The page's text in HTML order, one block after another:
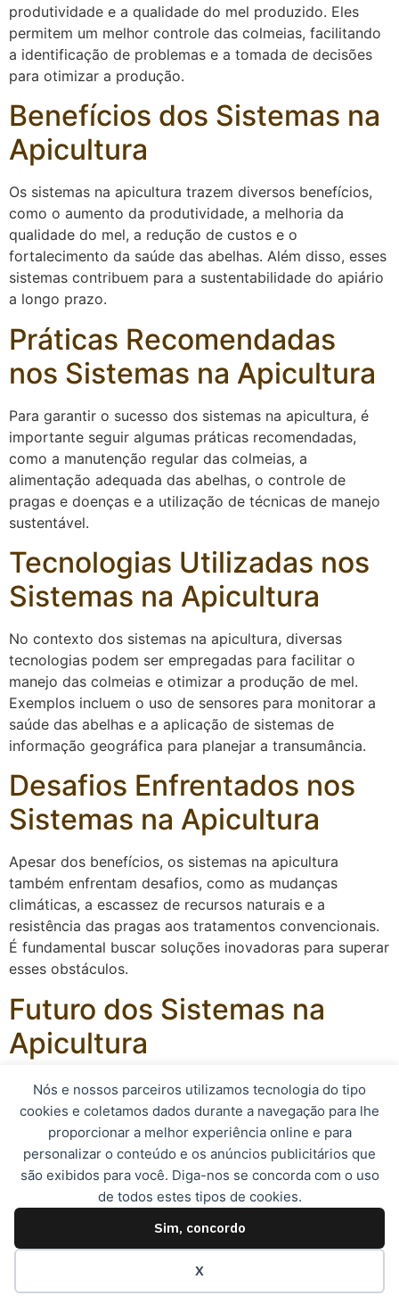
Nós e nossos parceiros utilizamos tecnologia do tipo
cookies e coletamos dados durante a navegação para lhe
proporcionar a melhor experiência online e para
personalizar o conteúdo e os anúncios publicitários que
são exibidos para você. Diga-nos se concorda com o uso
de todos estes tipos de cookies.
Sim, concordo
X
produtividade e a qualidade do mel produzido. Eles
permitem um melhor controle das colmeias, facilitando
a identificação de problemas e a tomada de decisões
para otimizar a produção.
Benefícios dos Sistemas na
Apicultura
Os sistemas na apicultura trazem diversos benefícios,
como o aumento da produtividade, a melhoria da
qualidade do mel, a redução de custos e o
fortalecimento da saúde das abelhas. Além disso, esses
sistemas contribuem para a sustentabilidade do apiário
a longo prazo.
Práticas Recomendadas
nos Sistemas na Apicultura
Para garantir o sucesso dos sistemas na apicultura, é
importante seguir algumas práticas recomendadas,
como a manutenção regular das colmeias, a
alimentação adequada das abelhas, o controle de
pragas e doenças e a utilização de técnicas de manejo
sustentável.
Tecnologias Utilizadas nos
Sistemas na Apicultura
No contexto dos sistemas na apicultura, diversas
tecnologias podem ser empregadas para facilitar o
manejo das colmeias e otimizar a produção de mel.
Exemplos incluem o uso de sensores para monitorar a
saúde das abelhas e a aplicação de sistemas de
informação geográfica para planejar a transumância.
Desafios Enfrentados nos
Sistemas na Apicultura
Apesar dos benefícios, os sistemas na apicultura
também enfrentam desafios, como as mudanças
climáticas, a escassez de recursos naturais e a
resistência das pragas aos tratamentos convencionais.
É fundamental buscar soluções inovadoras para superar
esses obstáculos.
Futuro dos Sistemas na
Apicultura
Com a evolução da tecnologia e a crescente
conscientização sobre a importância da apicultura para
o meio ambiente, o futuro dos sistemas na apicultura
promete ser promissor. Novas práticas e tecnologias
estão sendo desenvolvidas para tornar a produção de
mel mais sustentável e eficiente.
© 2023, Apismel. Todos os direitos reservados.
Desenvolvido por: Expresso Marketing